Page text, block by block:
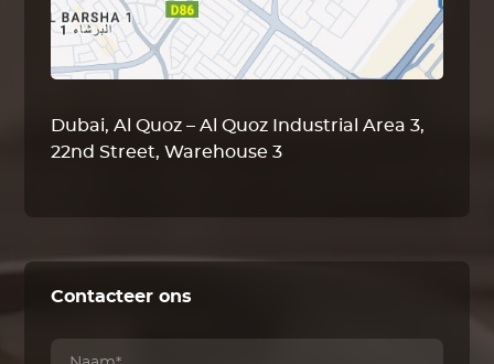
Dubai, Al Quoz – Al Quoz Industrial Area 3,
22nd Street, Warehouse 3
Contacteer ons